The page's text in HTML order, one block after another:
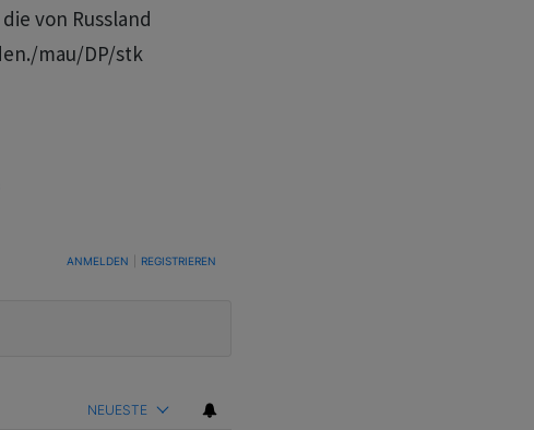
von Russland
mau/DP/stk
UM BENACHRICHTIGT ZU WERDEN, WENN NEUE KOMMENTARE VERÖFFENTLICHT
ANMELDEN REGISTRIEREN
NEUESTE